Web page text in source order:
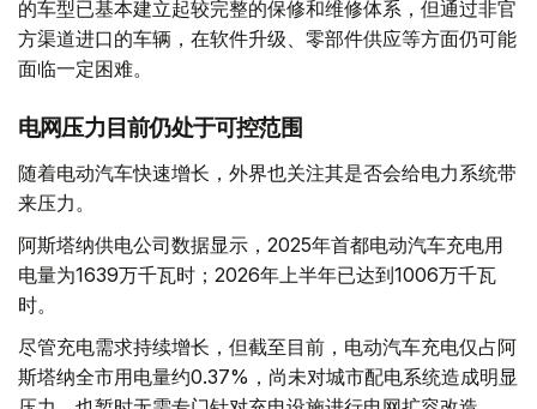
的车型已基本建立起较完整的保修和维修体系，但通过非官
方渠道进口的车辆，在软件升级、零部件供应等方面仍可能
面临一定困难。
电网压力目前仍处于可控范围
随着电动汽车快速增长，外界也关注其是否会给电力系统带
来压力。
阿斯塔纳供电公司数据显示，2025年首都电动汽车充电用
电量为1639万千瓦时；2026年上半年已达到1006万千瓦
时。
尽管充电需求持续增长，但截至目前，电动汽车充电仅占阿
斯塔纳全市用电量约0.37%，尚未对城市配电系统造成明显